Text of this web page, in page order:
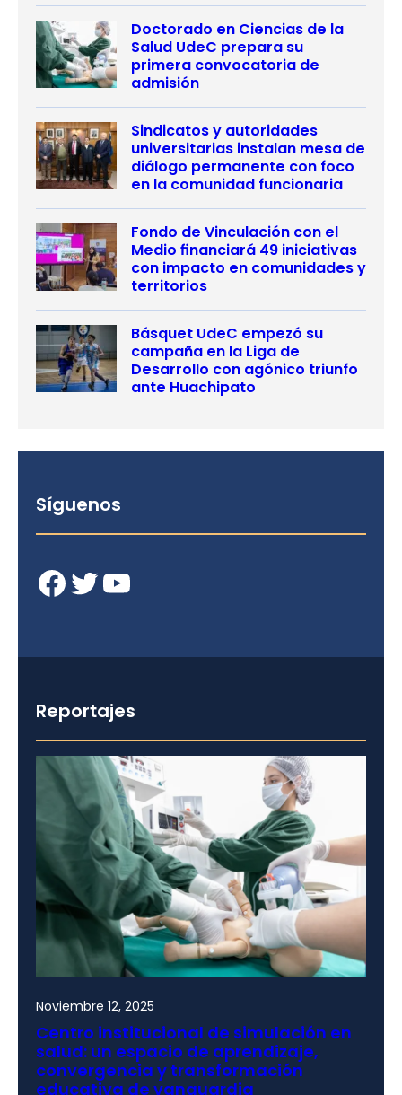
Doctorado en Ciencias de la
Salud UdeC prepara su
primera convocatoria de
admisión
Sindicatos y autoridades
universitarias instalan mesa de
diálogo permanente con foco
en la comunidad funcionaria
Fondo de Vinculación con el
Medio financiará 49 iniciativas
con impacto en comunidades y
territorios
Básquet UdeC empezó su
campaña en la Liga de
Desarrollo con agónico triunfo
ante Huachipato
Síguenos
Facebook Twitter YouTube
Reportajes
Noviembre 12, 2025
Centro institucional de simulación en
salud: un espacio de aprendizaje,
convergencia y transformación
educativa de vanguardia